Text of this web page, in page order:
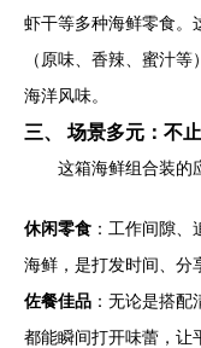
虾干等多种海鲜零食。
（原味、香辣、蜜汁
海洋风味。
三、 场景多元：不
这箱海鲜组合装的
休闲零食 ：工作间隙
海鲜，是打发时间、分
佐餐佳品 ：无论是搭
都能瞬间打开味蕾，让